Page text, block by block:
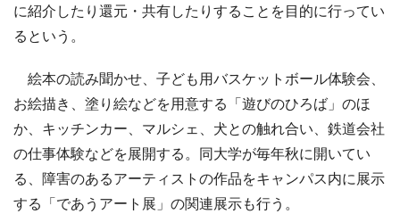
に紹介したり還元・共有したりすることを目的に行ってい
るという。
絵本の読み聞かせ、子ども用バスケットボール体験会、
お絵描き、塗り絵などを用意する「遊びのひろば」のほ
か、キッチンカー、マルシェ、犬との触れ合い、鉄道会社
の仕事体験などを展開する。同大学が毎年秋に開いてい
る、障害のあるアーティストの作品をキャンパス内に展示
する「であうアート展」の関連展示も行う。